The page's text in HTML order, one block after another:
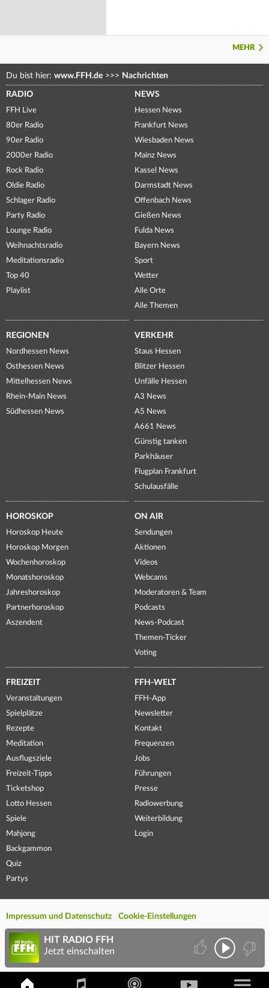
MEHR
Du bist hier: www.FFH.de >>> Nachrichten
RADIO
FFH Live
80er Radio
90er Radio
2000er Radio
Rock Radio
Oldie Radio
Schlager Radio
Party Radio
Lounge Radio
Weihnachtsradio
Meditationsradio
Top 40
Playlist
NEWS
Hessen News
Frankfurt News
Wiesbaden News
Mainz News
Kassel News
Darmstadt News
Offenbach News
Gießen News
Fulda News
Bayern News
Sport
Wetter
Alle Orte
Alle Themen
REGIONEN
Nordhessen News
Osthessen News
Mittelhessen News
Rhein-Main News
Südhessen News
VERKEHR
Staus Hessen
Blitzer Hessen
Unfälle Hessen
A3 News
A5 News
A661 News
Günstig tanken
Parkhäuser
Flugplan Frankfurt
Schulausfälle
HOROSKOP
Horoskop Heute
Horoskop Morgen
Wochenhoroskop
Monatshoroskop
Jahreshoroskop
Partnerhoroskop
Aszendent
ON AIR
Sendungen
Aktionen
Videos
Webcams
Moderatoren & Team
Podcasts
News-Podcast
Themen-Ticker
Voting
FREIZEIT
Veranstaltungen
Spielplätze
Rezepte
Meditation
Ausflugsziele
Freizeit-Tipps
Ticketshop
Lotto Hessen
Spiele
Mahjong
Backgammon
Quiz
Partys
FFH-WELT
FFH-App
Newsletter
Kontakt
Frequenzen
Jobs
Führungen
Presse
Radiowerbung
Weiterbildung
Login
Impressum und Datenschutz Cookie-Einstellungen
HIT RADIO FFH
Jetzt einschalten